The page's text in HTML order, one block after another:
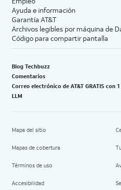
Ayuda e información
Garantía AT&T
Archivos legibles por máquina de
Código para compartir pantalla
Blog Techbuzz
Comentarios
Correo electrónico de AT&T GRATIS con
LLM
Mapa del sitio
Mapas de cobertura
Términos de uso
Accesibilidad